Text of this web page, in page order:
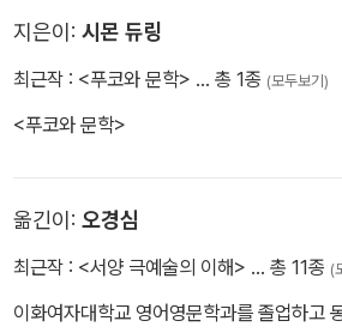
지은이: 시몬 듀링
최근작 : <푸코와 문학> … 총 1종 (모두보기)
<푸코와 문학>
옮긴이: 오경심
최근작 : <서양 극예술의 이해> … 총 11종 (
이화여자대학교 영어영문학과를 졸업하고